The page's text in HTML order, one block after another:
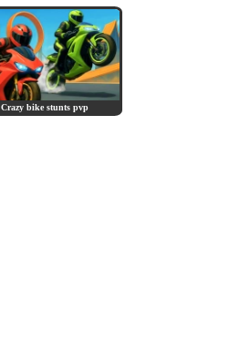
Crazy bike stunts pvp